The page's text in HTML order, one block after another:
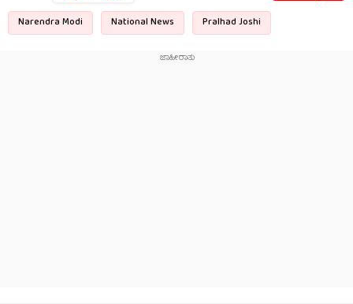
Narendra Modi National News Pralhad Joshi